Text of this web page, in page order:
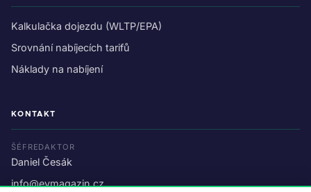
Kalkulačka dojezdu (WLTP/EPA)
Srovnání nabíjecích tarifů
Náklady na nabíjení
KONTAKT
ŠÉFREDAKTOR
Daniel Česák
info@evmagazin.cz